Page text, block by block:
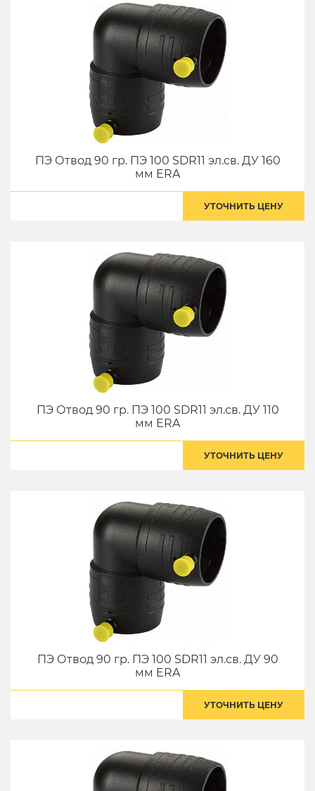
ПЭ Отвод 90 гр. ПЭ 100 SDR11 эл.св. ДУ 160
мм ERA
УТОЧНИТЬ ЦЕНУ
ПЭ Отвод 90 гр. ПЭ 100 SDR11 эл.св. ДУ 110
мм ERA
УТОЧНИТЬ ЦЕНУ
ПЭ Отвод 90 гр. ПЭ 100 SDR11 эл.св. ДУ 90
мм ERA
УТОЧНИТЬ ЦЕНУ